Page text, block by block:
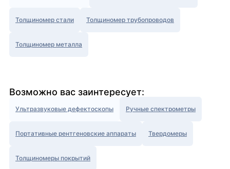
Толщиномер стали Толщиномер трубопроводов
Толщиномер металла
Возможно вас заинтересует:
Ультразвуковые дефектоскопы Ручные спектрометры
Портативные рентгеновские аппараты Твердомеры
Толщиномеры покрытий